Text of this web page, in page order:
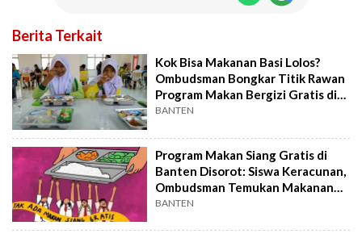
Berita Terkait
Kok Bisa Makanan Basi Lolos?
Ombudsman Bongkar Titik Rawan
Program Makan Bergizi Gratis di
Banten
BANTEN
Program Makan Siang Gratis di
Banten Disorot: Siswa Keracunan,
Ombudsman Temukan Makanan
Basi
BANTEN